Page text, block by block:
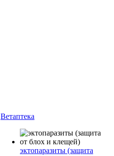
Ветаптека
эктопаразиты (защита